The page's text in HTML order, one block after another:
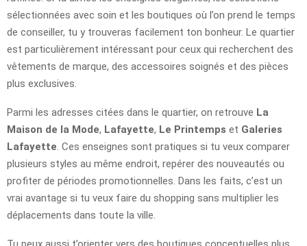
sélectionnées avec soin et les boutiques où l’on prend le temps
de conseiller, tu y trouveras facilement ton bonheur. Le quartier
est particulièrement intéressant pour ceux qui recherchent des
vêtements de marque, des accessoires soignés et des pièces
plus exclusives.
Parmi les adresses citées dans le quartier, on retrouve La
Maison de la Mode, Lafayette, Le Printemps et Galeries
Lafayette . Ces enseignes sont pratiques si tu veux comparer
plusieurs styles au même endroit, repérer des nouveautés ou
profiter de périodes promotionnelles. Dans les faits, c’est un
vrai avantage si tu veux faire du shopping sans multiplier les
déplacements dans toute la ville.